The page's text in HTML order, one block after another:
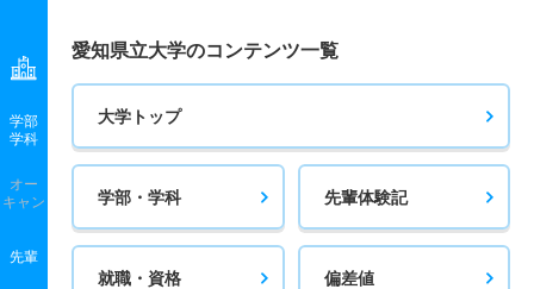
学部
学科
オー
キャン
先輩
愛知県立大学のコンテンツ一覧
大学トップ
学部・学科 先輩体験記
就職・資格 偏差値